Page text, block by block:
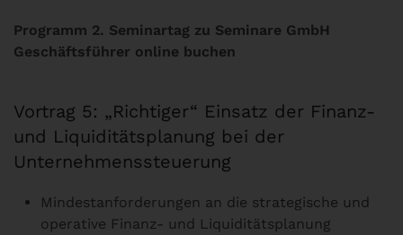
Programm 2. Seminartag zu Seminare GmbH
Geschäftsführer online buchen
Vortrag 5: „Richtiger“ Einsatz der Finanz-
und Liquiditätsplanung bei der
Unternehmenssteuerung
Mindestanforderungen an die strategische und
operative Finanz- und Liquiditätsplanung